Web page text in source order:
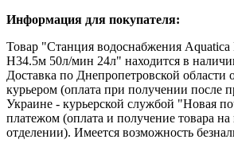
Информация для покупателя:
Товар "Станция водоснабжения
H34.5м 50л/мин 24л" находится в
Доставка по Днепропетровской области
курьером (оплата при получении после
Украине - курьерской службой "Новая
платежом (оплата и получение товара
отделении). Имеется возможность